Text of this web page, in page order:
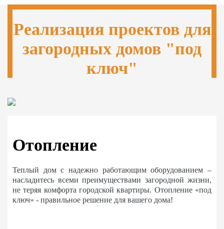
Реализация проектов для
загородных домов "под
ключ"
Отопление
Теплый дом с надежно работающим оборудованием –
насладитесь всеми преимуществами загородной жизни,
не теряя комфорта городской квартиры. Отопление «под
ключ» - правильное решение для вашего дома!